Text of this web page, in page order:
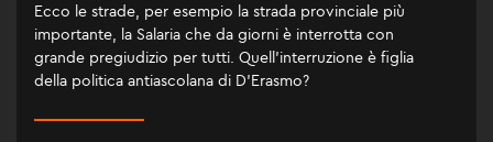
Ecco le strade, per esempio la strada provinciale più
importante, la Salaria che da giorni è interrotta con
grande pregiudizio per tutti. Quell'interruzione è figlia
della politica antiascolana di D'Erasmo?